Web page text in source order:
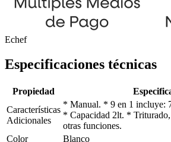
Echef
Especificaciones técnicas
Propiedad
Características
Adicionales
* Manual. * 9 en 1 incluye:
* Capacidad 2lt. *
otras funciones.
Color
Blanco